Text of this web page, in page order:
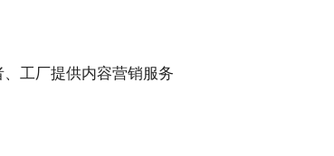
工厂提供内容营销服务